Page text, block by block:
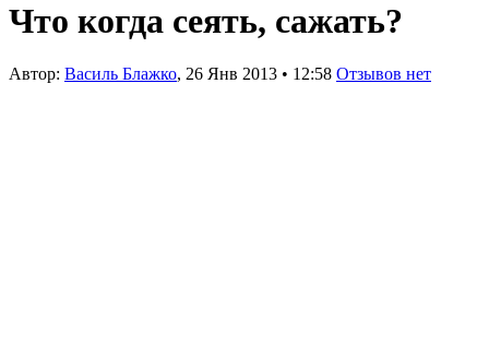
Что когда сеять, сажать?
Автор: Василь Блажко, 26 Янв 2013 • 12:58 Отзывов нет